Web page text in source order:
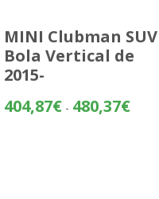
MINI Clubman SUV
Bola Vertical de
2015-
404,87€ - 480,37€